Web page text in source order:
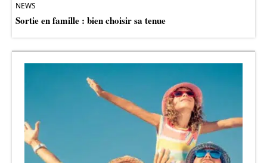
NEWS
Sortie en famille : bien choisir sa tenue